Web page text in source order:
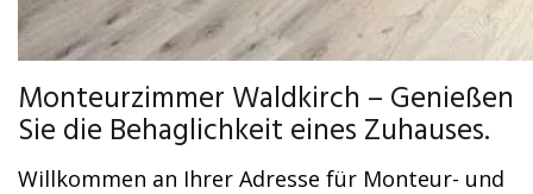
Monteurzimmer Waldkirch – Genießen
Sie die Behaglichkeit eines Zuhauses.
Willkommen an Ihrer Adresse für Monteur- und